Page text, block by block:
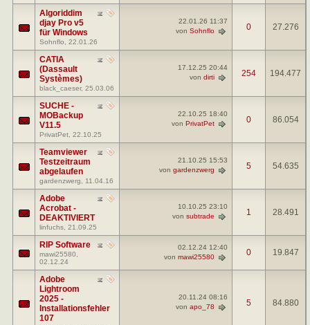
Algoriddim
djay Pro v5
für Windows
Sohnflo , 22.01.26
22.01.26 11:37
von Sohnflo 0 27.276
CATIA
(Dassault
Systèmes)
black_caeser, 25.03.06
17.12.25 20:44
von dirti 254 194.477
SUCHE -
MOBackup
V11.5
PrivatPet , 22.10.25
22.10.25 18:40
von PrivatPet 0 86.054
Teamviewer
Testzeitraum
abgelaufen
gardenzwerg , 11.04.16
21.10.25 15:53
von gardenzwerg 5 54.635
Adobe
Acrobat -
DEAKTIVIERT
linfuchs , 21.09.25
10.10.25 23:10
von subtrade 1 28.491
RIP Software
mawi25580
02.12.24
02.12.24 12:40
von mawi25580 0 19.847
Adobe
Lightroom
2025 -
Installationsfehler
107
20.11.24 08:16
von apo_78 5 84.880